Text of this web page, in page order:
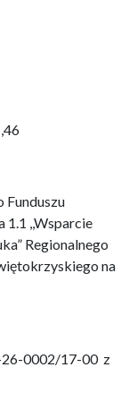
Funduszu
1.1 ,,Wsparcie
Regionalnego
na
26-0002/17-00 z